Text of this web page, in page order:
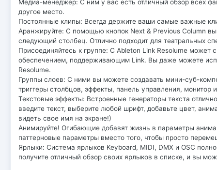
Медиа-менеджер: С ним у вас есть отличный обзор всех
другое место.
Постоянные клипы: Всегда держите ваши самые важные
Аранжируйте: С помощью кнопок Next & Previous Column
следующий столбец. Отлично подходит для театральных
Присоединяйтесь к группе: С Ableton Link Resolume
обеспечением, поддерживающим Link. Вы даже можете
Resolume.
Группы слоев: С ними вы можете создавать мини-суб-
триггеры столбцов, эффекты, панель управления, монитор
Текстовые эффекты: Встроенные генераторы текста
введите текст, выберите любой шрифт, добавьте цвет,
видеть свое имя на экране!)
Анимируйте! Огибающие добавят жизнь в параметры
паттерновые параметры вместо того, чтобы просто
Ярлыки: Система ярлыков Keyboard, MIDI, DMX и OSC
получите отличный обзор своих ярлыков в списке, и вы